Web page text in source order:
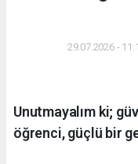
29.07.2026 -
Unutmayalım ki;
öğrenci, güçlü bir